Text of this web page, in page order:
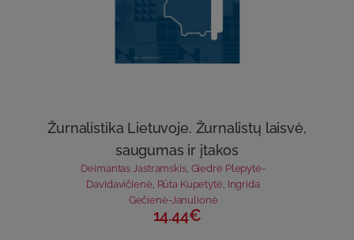
Žurnalistika Lietuvoje. Žurnalistų laisvė,
saugumas ir įtakos
Deimantas Jastramskis, Giedrė Plepytė-
Davidavičienė, Rūta Kupetytė, Ingrida
Gečienė-Janulionė
14.44€